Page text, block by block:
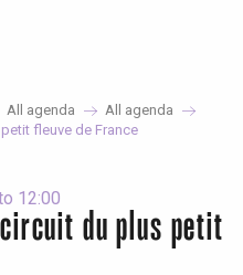
All agenda
All agenda
fleuve de France
12:00
du plus petit